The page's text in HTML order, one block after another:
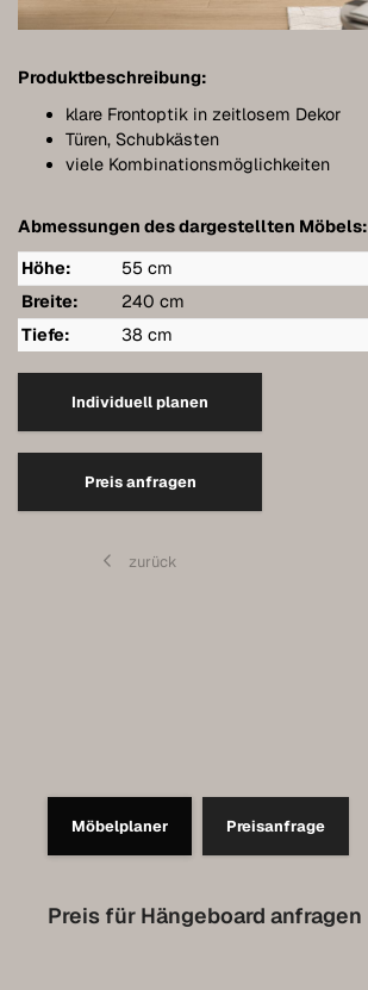
Produktbeschreibung:
klare Frontoptik in zeitlosem Dekor
Türen, Schubkästen
viele Kombinationsmöglichkeiten
Abmessungen des dargestellten Möbels:
Höhe:
55 cm
Breite:
240 cm
Tiefe:
38 cm
Individuell planen
Preis anfragen
zurück
Möbelplaner Preisanfrage
Preis für Hängeboard anfragen
Bathroom furniture
Wall-mounted sideboards
Wardrobes
Shelving
Sideboards
Wall cabinets
Quality of our furniture
Care